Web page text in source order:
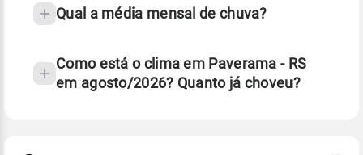
Qual a média mensal de chuva?
Como está o clima em Paverama - RS
em agosto/2026? Quanto já choveu?